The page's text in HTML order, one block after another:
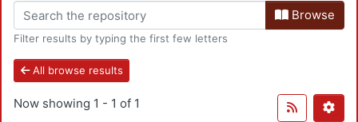
Browse
Filter results by typing the first few letters
All browse results
Now showing 1 - 1 of 1